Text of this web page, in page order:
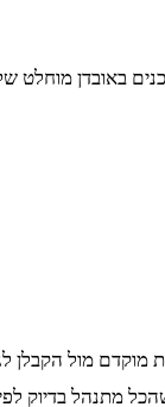
באובדן
מול הקבלן
מתנהל בדיוק